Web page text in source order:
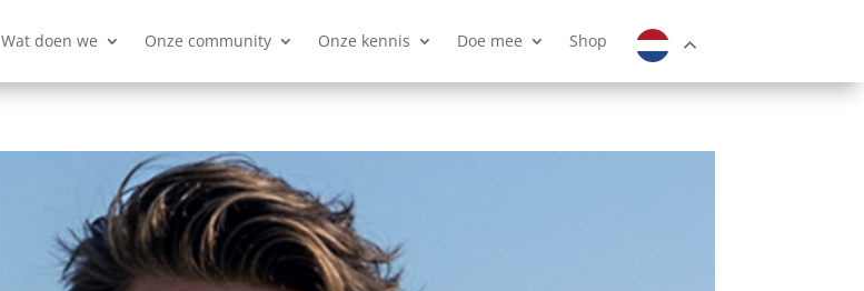
Wat doen we Onze community Onze kennis Doe mee Shop